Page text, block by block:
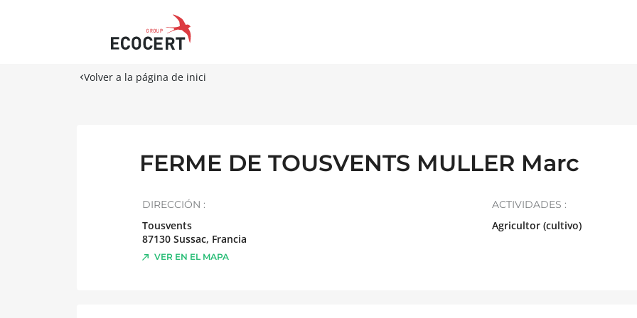
Volver a la página de inici
FERME DE TOUSVENTS MULLER Marc
DIRECCIÓN :
Tousvents
87130 Sussac, Francia
VER EN EL MAPA
ACTIVIDADES :
Agricultor (cultivo)